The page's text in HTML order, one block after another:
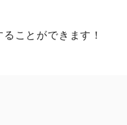
ことができます！